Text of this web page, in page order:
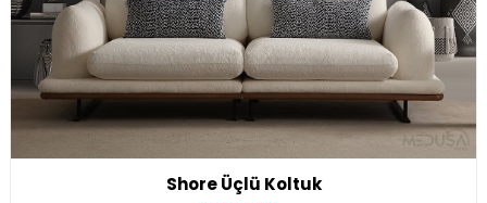
Shore Üçlü Koltuk